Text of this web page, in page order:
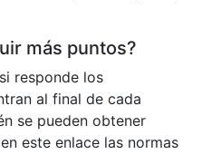
más puntos?
responde los
al final de cada
se pueden obtener
este enlace las normas